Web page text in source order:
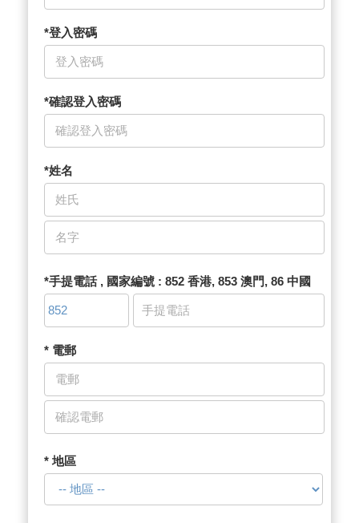
*登入密碼
*確認登入密碼
*姓名
*手提電話 , 國家編號 : 852 香港, 853 澳門, 86 中國
* 電郵
* 地區